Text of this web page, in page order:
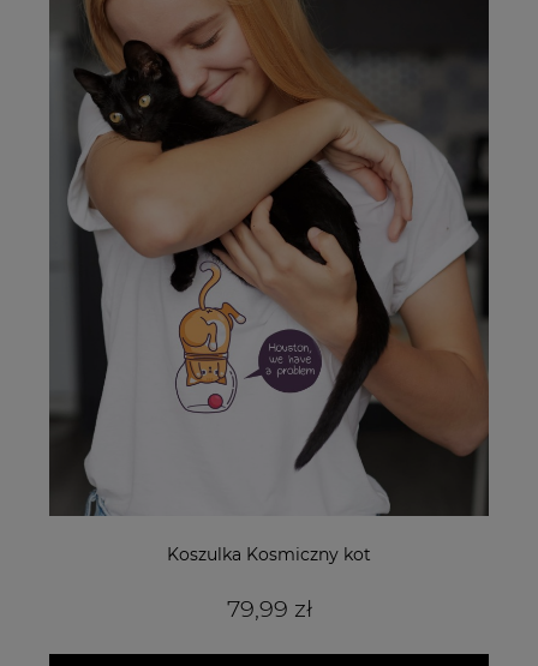
Koszulka Kosmiczny kot
79,99 zł